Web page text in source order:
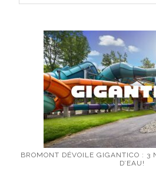
BROMONT DÉVOILE GIGANTICO : 3
D’EAU!